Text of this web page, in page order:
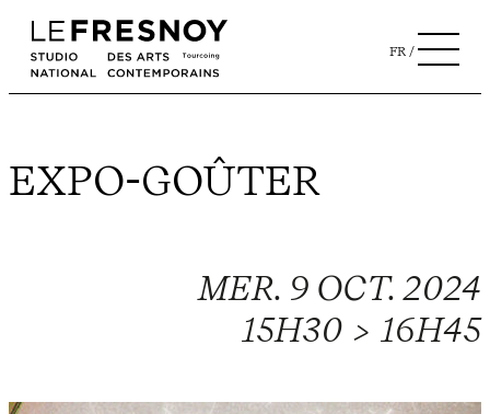
FR
EXPO-GOÛTER
MER. 9 OCT. 2024
15H30 > 16H45